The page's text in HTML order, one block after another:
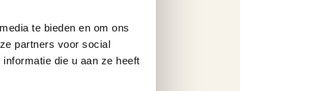
te bieden en om ons
partners voor social
die u aan ze heeft